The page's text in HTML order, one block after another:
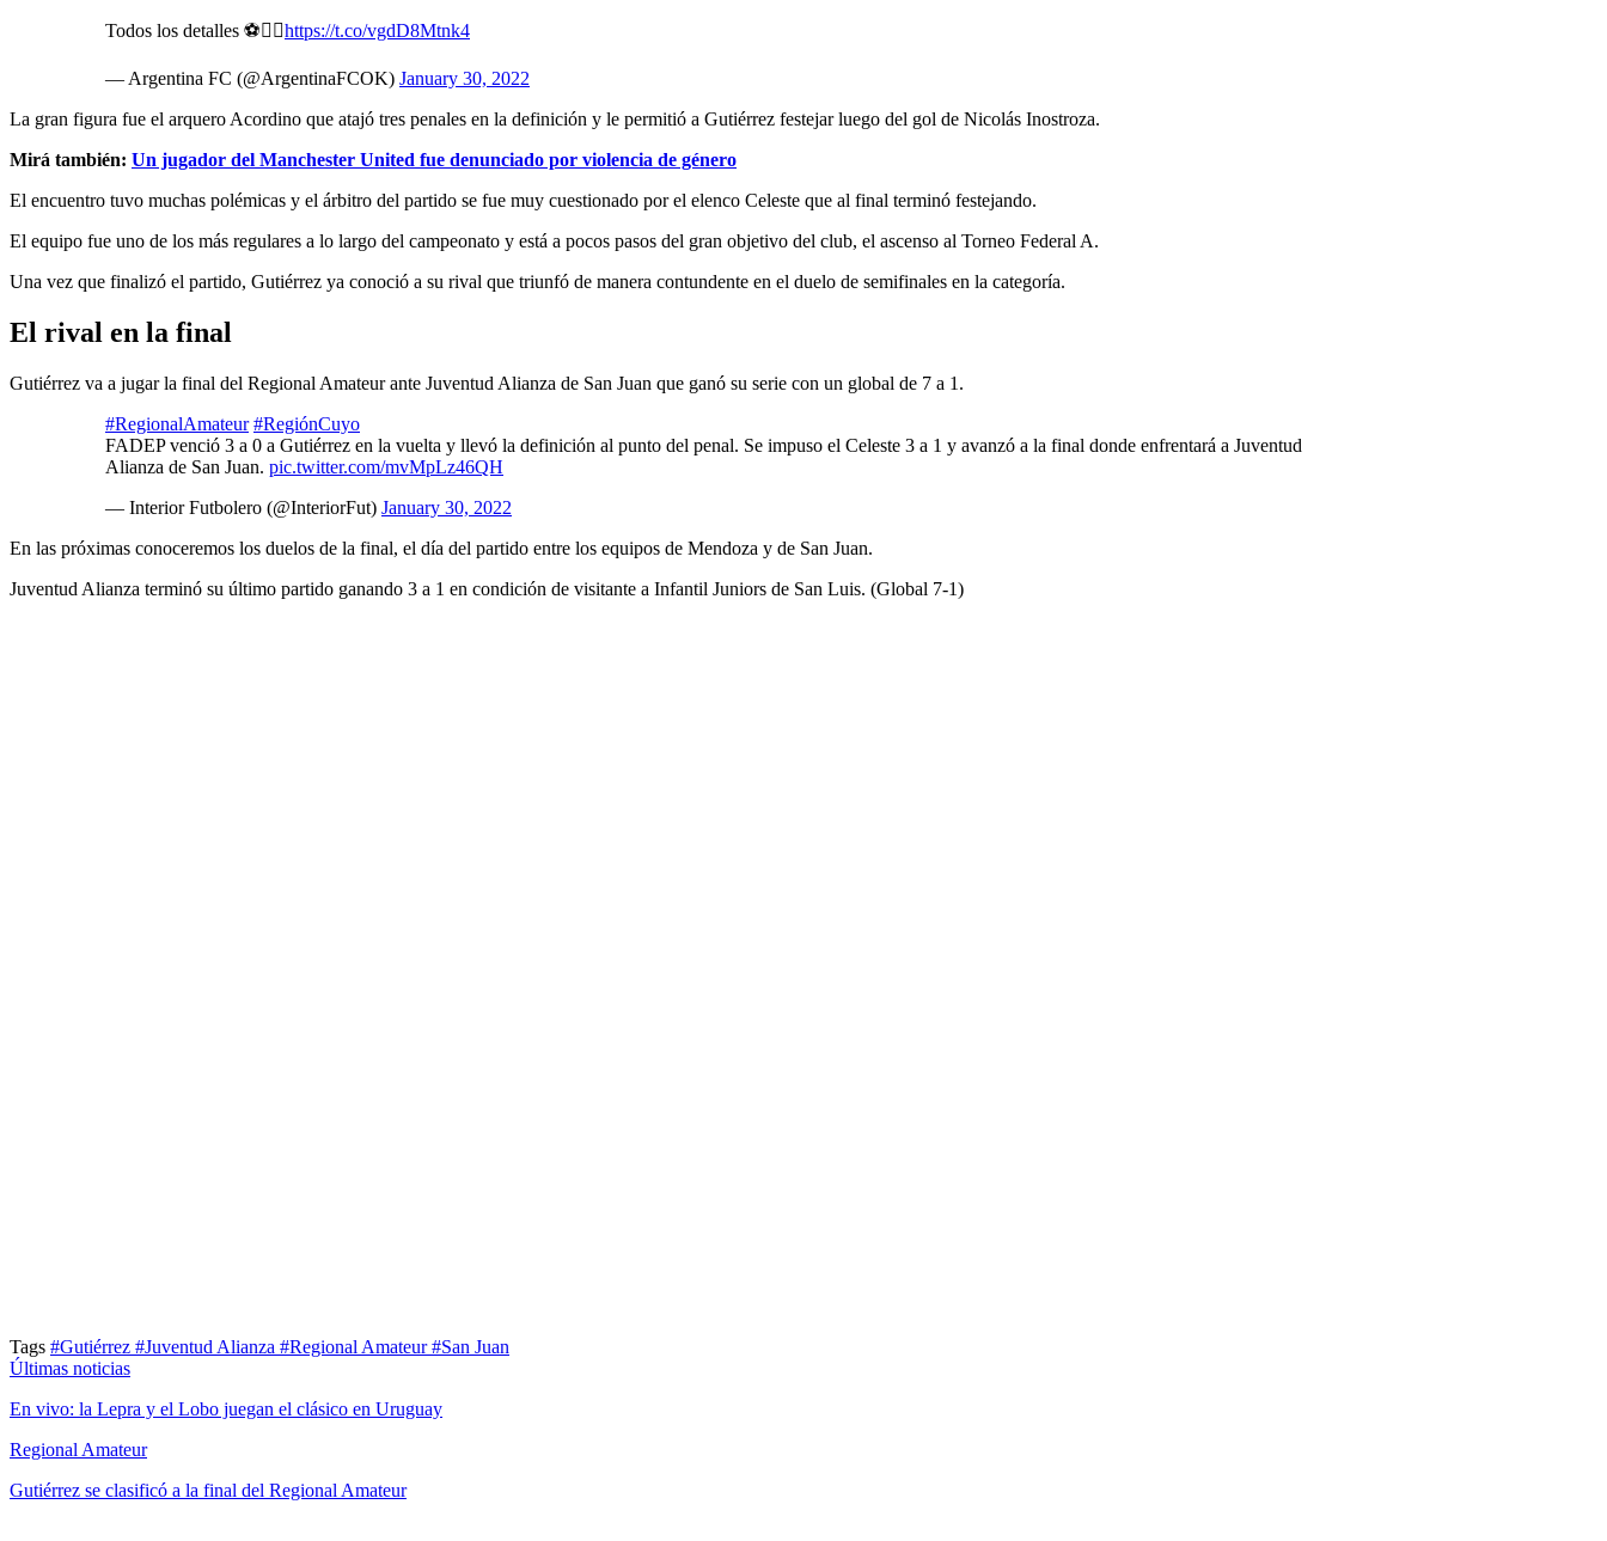
Todos los detalles ⚽️👇🏻https://t.co/vgdD8Mtnk4
— Argentina FC (@ArgentinaFCOK) January 30, 2022
La gran figura fue el arquero Acordino que atajó tres penales en la definición y le permitió a Gutiérrez festejar luego del gol de Nicolás Inostroza.
Mirá también: Un jugador del Manchester United fue denunciado por violencia de género
El encuentro tuvo muchas polémicas y el árbitro del partido se fue muy cuestionado por el elenco Celeste que al final terminó festejando.
El equipo fue uno de los más regulares a lo largo del campeonato y está a pocos pasos del gran objetivo del club, el ascenso al Torneo Federal A.
Una vez que finalizó el partido, Gutiérrez ya conoció a su rival que triunfó de manera contundente en el duelo de semifinales en la categoría.
El rival en la final
Gutiérrez va a jugar la final del Regional Amateur ante Juventud Alianza de San Juan que ganó su serie con un global de 7 a 1.
#RegionalAmateur #RegiónCuyo
FADEP venció 3 a 0 a Gutiérrez en la vuelta y llevó la definición al punto del penal. Se impuso el Celeste 3 a 1 y avanzó a la final donde enfrentará a Juventud
Alianza de San Juan. pic.twitter.com/mvMpLz46QH
— Interior Futbolero (@InteriorFut) January 30, 2022
En las próximas conoceremos los duelos de la final, el día del partido entre los equipos de Mendoza y de San Juan.
Juventud Alianza terminó su último partido ganando 3 a 1 en condición de visitante a Infantil Juniors de San Luis. (Global 7-1)
Tags #Gutiérrez #Juventud Alianza #Regional Amateur#San Juan
Últimas noticias
En vivo: la Lepra y el Lobo juegan el clásico en Uruguay
Regional Amateur
Gutiérrez se clasificó a la final del Regional Amateur